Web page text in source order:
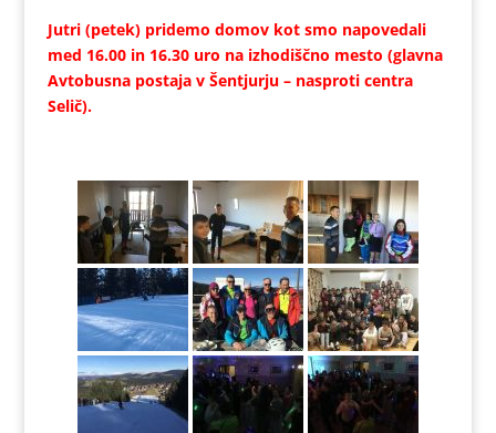
Jutri (petek) pridemo domov kot smo napovedali
med 16.00 in 16.30 uro na izhodiščno mesto (glavna
Avtobusna postaja v Šentjurju – nasproti centra
Selič).